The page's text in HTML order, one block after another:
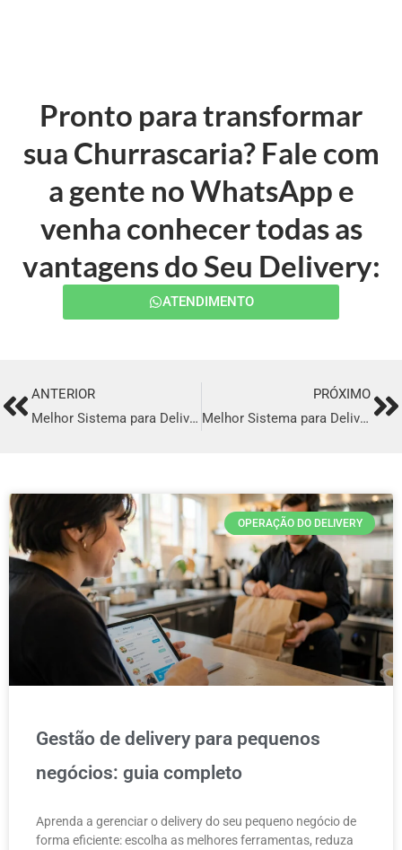
Pronto para transformar
sua Churrascaria? Fale com
a gente no WhatsApp e
venha conhecer todas as
vantagens do Seu Delivery:
ATENDIMENTO
PrevANTERIOR
Melhor Sistema para Delivery em Santos
PRÓXIMO
Melhor Sistema para Delivery em Vila Velha
OPERAÇÃO DO DELIVERY
Gestão de delivery para pequenos
negócios: guia completo
Aprenda a gerenciar o delivery do seu pequeno negócio de
forma eficiente: escolha as melhores ferramentas, reduza